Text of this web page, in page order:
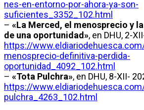
nes-en-entorno-por-ahora-ya-son-
suficientes_3352_102.html
– «La Merced, el menosprecio y
de una oportunidad», en DHU, 2-
https://
menosprecio-definitiva-perdida-
oportunidad_4092_102.html
– «Tota Pulchra», en DHU, 8-XII-
https://
pulchra_4263_102.html